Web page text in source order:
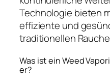
Technologie bieten
effiziente und
traditionellen
Was ist ein Weed
er?